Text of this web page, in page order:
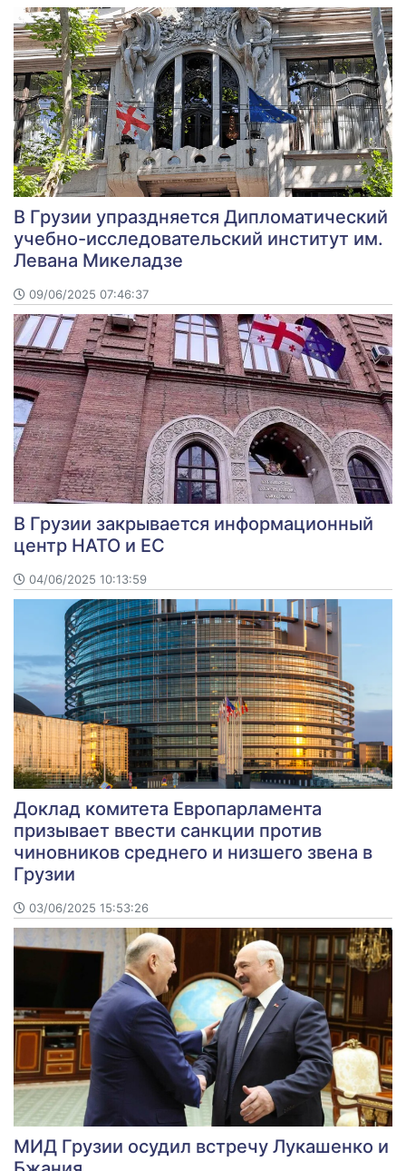
В Грузии упраздняется Дипломатический
учебно-исследовательский институт им.
Левана Микеладзе
09/06/2025 07:46:37
В Грузии закрывается информационный
центр НАТО и ЕС
04/06/2025 10:13:59
Доклад комитета Европарламента
призывает ввести санкции против
чиновников среднего и низшего звена в
Грузии
03/06/2025 15:53:26
МИД Грузии осудил встречу Лукашенко и